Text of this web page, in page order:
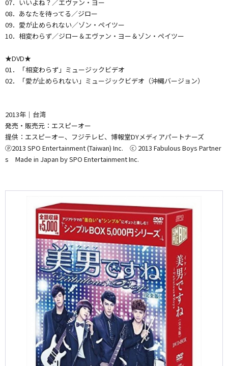
07．いいよね？／エヴァン・ヨー
08．あなたを待ってる／ジロー
09．愛が止められない／ゾン・ペイツー
10．相変わらず／ジロー＆エヴァン・ヨー＆ゾン・ペイツー
★DVD★
01．「相変わらず」ミュージックビデオ
02．「愛が止められない」ミュージックビデオ（沖縄バージョン）
2013年｜台湾
発売・販売元：エスピーオー
提供：エスピーオー、フジテレビ、博報堂DYメディアパートナーズ
ⓟ2013 SPO Entertainment (Taiwan) Inc. ⓒ 2013 Fabulous Boys Partner
s Made in Japan by SPO Entertainment Inc.